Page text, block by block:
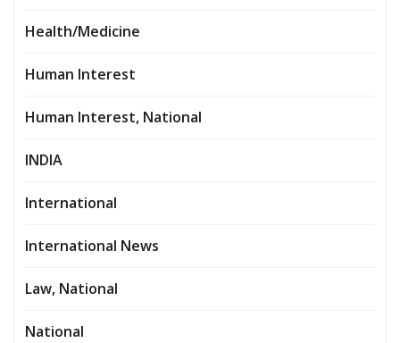
Health/Medicine
Human Interest
Human Interest, National
INDIA
International
International News
Law, National
National